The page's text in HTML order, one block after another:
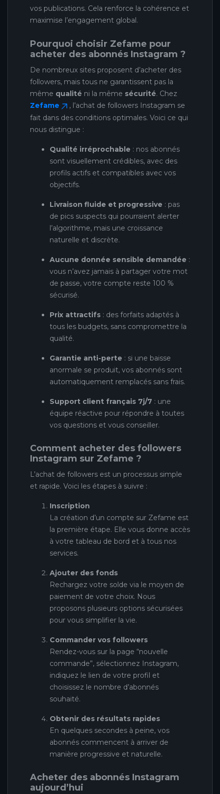
vos publications. Cela renforce la cohérence et
maximise l’engagement global.
Pourquoi choisir Zefame pour
acheter des abonnés Instagram ?
De nombreux sites proposent d’acheter des
followers, mais tous ne garantissent pas la
même qualité ni la même sécurité. Chez
Zefame
, l’achat de followers Instagram se
fait dans des conditions optimales. Voici ce qui
nous distingue :
Qualité irréprochable : nos abonnés
sont visuellement crédibles, avec des
profils actifs et compatibles avec vos
objectifs.
Livraison fluide et progressive : pas
de pics suspects qui pourraient alerter
l’algorithme, mais une croissance
naturelle et discrète.
Aucune donnée sensible demandée :
vous n’avez jamais à partager votre mot
de passe, votre compte reste 100 %
sécurisé.
Prix attractifs : des forfaits adaptés à
tous les budgets, sans compromettre la
qualité.
Garantie anti-perte : si une baisse
anormale se produit, vos abonnés sont
automatiquement remplacés sans frais.
Support client français 7j/7 : une
équipe réactive pour répondre à toutes
vos questions et vous conseiller.
Comment acheter des followers
Instagram sur Zefame ?
L’achat de followers est un processus simple
et rapide. Voici les étapes à suivre :
Inscription
La création d’un compte sur Zefame est
la première étape. Elle vous donne accès
à votre tableau de bord et à tous nos
services.
Ajouter des fonds
Rechargez votre solde via le moyen de
paiement de votre choix. Nous
proposons plusieurs options sécurisées
pour vous simplifier la vie.
Commander vos followers
Rendez-vous sur la page “nouvelle
commande”, sélectionnez Instagram,
indiquez le lien de votre profil et
choisissez le nombre d’abonnés
souhaité.
Obtenir des résultats rapides
En quelques secondes à peine, vos
abonnés commencent à arriver de
manière progressive et naturelle.
Acheter des abonnés Instagram
aujourd’hui